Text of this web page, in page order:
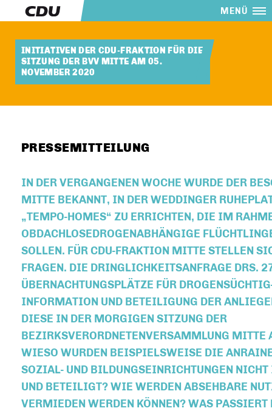
MENÜ
INITIATIVEN DER CDU-FRAKTION FÜR DIE
SITZUNG DER BVV MITTE AM 05.
NOVEMBER 2020
PRESSEMITTEILUNG
IN DER VERGANGENEN WOCHE WURDE DER
MITTE BEKANNT, IN DER WEDDINGER
TEMPO-HOMES“ ZU ERRICHTEN, DIE IM
BDACHLOSEDROGENABHÄNGIGE FLÜCHTLINGE
OLLEN. FÜR CDU-FRAKTION MITTE STELLEN
RAGEN. DIE DRINGLICHKEITSANFRAGE DRS.
BERNACHTUNGSPLÄTZE FÜR DROGENSÜCHTIG-
NFORMATION UND BETEILIGUNG DER
IESE IN DER MORGIGEN SITZUNG DER B
EZIRKSVERORDNETENVERSAMMLUNG MITTE
WIESO WURDEN BEISPIELSWEISE DIE
SOZIAL- UND BILDUNGSEINRICHTUNGEN
UND BETEILIGT? WIE WERDEN ABSEHBARE
VERMIEDEN WERDEN KÖNNEN? WAS PASSIERT